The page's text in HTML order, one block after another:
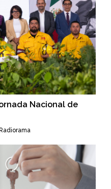
Nacional de